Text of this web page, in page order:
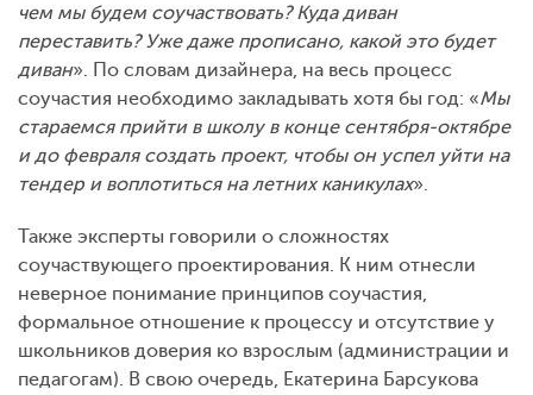
чем мы будем соучаствовать? Куда диван
переставить? Уже даже прописано, какой это будет
диван». По словам дизайнера, на весь процесс
соучастия необходимо закладывать хотя бы год: «Мы
стараемся прийти в школу в конце сентября-октябре
и до февраля создать проект, чтобы он успел уйти на
тендер и воплотиться на летних каникулах».
Также эксперты говорили о сложностях
соучаствующего проектирования. К ним отнесли
неверное понимание принципов соучастия,
формальное отношение к процессу и отсутствие у
школьников доверия ко взрослым (администрации и
педагогам). В свою очередь, Екатерина Барсукова